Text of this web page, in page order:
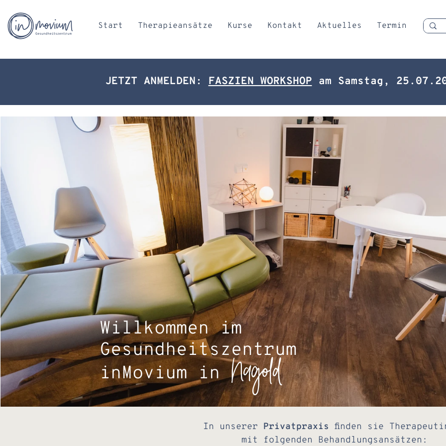
Start Therapieansätze Kurse Kontakt Aktuelles Termin
JETZT ANMELDEN: FASZIEN WORKSHOP am Samstag,
Willkommen im
Gesundheitszentrum
inMovium inNagold
In unserer Privatpraxis finden sie
mit folgenden Behandlungsansätzen: